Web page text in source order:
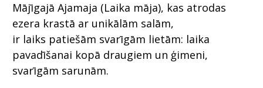
Mājīgajā Ajamaja (Laika māja), kas atrodas
ezera krastā ar unikālām salām,
ir laiks patiešām svarīgām lietām: laika
pavadīšanai kopā draugiem un ģimeni,
svarīgām sarunām.